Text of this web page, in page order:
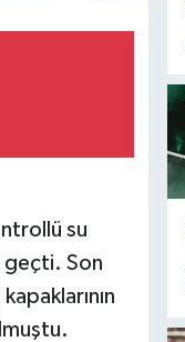
su
geçti. Son